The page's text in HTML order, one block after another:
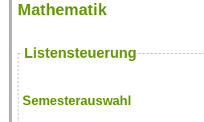
Mathematik
Listensteuerung
Semesterauswahl